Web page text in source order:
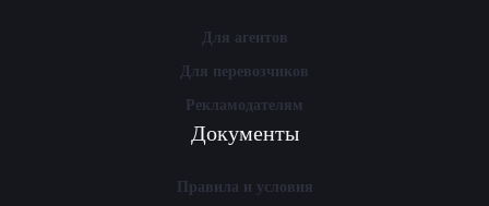
Для агентов
Для перевозчиков
Рекламодателям
Документы
Правила и условия